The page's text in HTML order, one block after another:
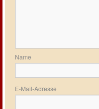
Name
E-Mail-Adresse